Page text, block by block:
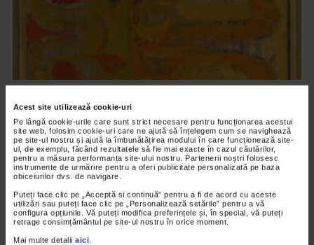
Acest site utilizează cookie-uri
Pe lângă cookie-urile care sunt strict necesare pentru funcționarea acestui
site web, folosim cookie-uri care ne ajută să înțelegem cum se navighează
pe site-ul nostru și ajută la îmbunătățirea modului în care funcționează site-
ul, de exemplu, făcând rezultatele să fie mai exacte în cazul căutărilor,
pentru a măsura performanța site-ului nostru. Partenerii noștri folosesc
instrumente de urmărire pentru a oferi publicitate personalizată pe baza
obiceiurilor dvs. de navigare.
Puteți face clic pe „Acceptă si continuă” pentru a fi de acord cu aceste
utilizări sau puteți face clic pe „Personalizează setările” pentru a vă
configura opțiunile. Vă puteți modifica preferințele și, în special, vă puteți
retrage consimțământul pe site-ul nostru în orice moment.
Mai multe detalii aici
Expoziția Alchimie – capitolul II
22 vizualizari
VIDEO